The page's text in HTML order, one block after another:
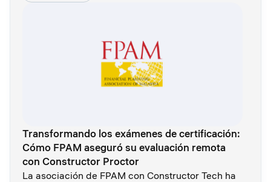
Transformando los exámenes de certificación:
Cómo FPAM aseguró su evaluación remota
con Constructor Proctor
La asociación de FPAM con Constructor Tech ha